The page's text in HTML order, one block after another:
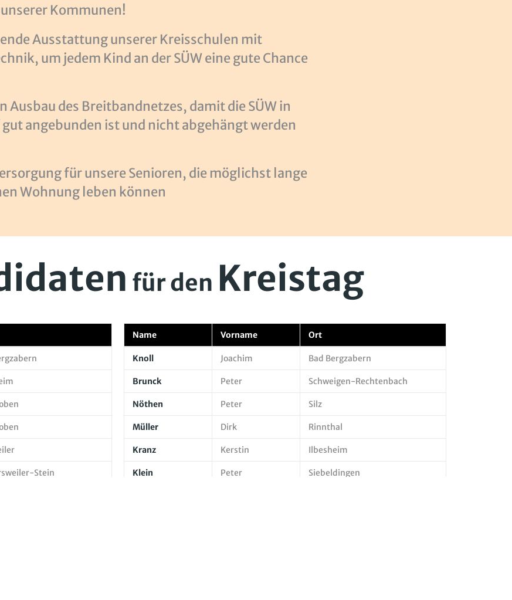
Kommunen!
Ausstattung unserer Kreisschulen mit
um jedem Kind an der SÜW eine gute Chance
Ausbau des Breitbandnetzes, damit die SÜW in
angebunden ist und nicht abgehängt werden
für unsere Senioren, die möglichst lange
Wohnung leben können
für den Kreistag
Stein
Name Vorname Ort
Knoll Joachim Bad Bergzabern
Brunck Peter Schweigen-Rechtenbach
Nöthen Peter Silz
Müller Dirk Rinnthal
Kranz Kerstin Ilbesheim
Klein Peter Siebeldingen